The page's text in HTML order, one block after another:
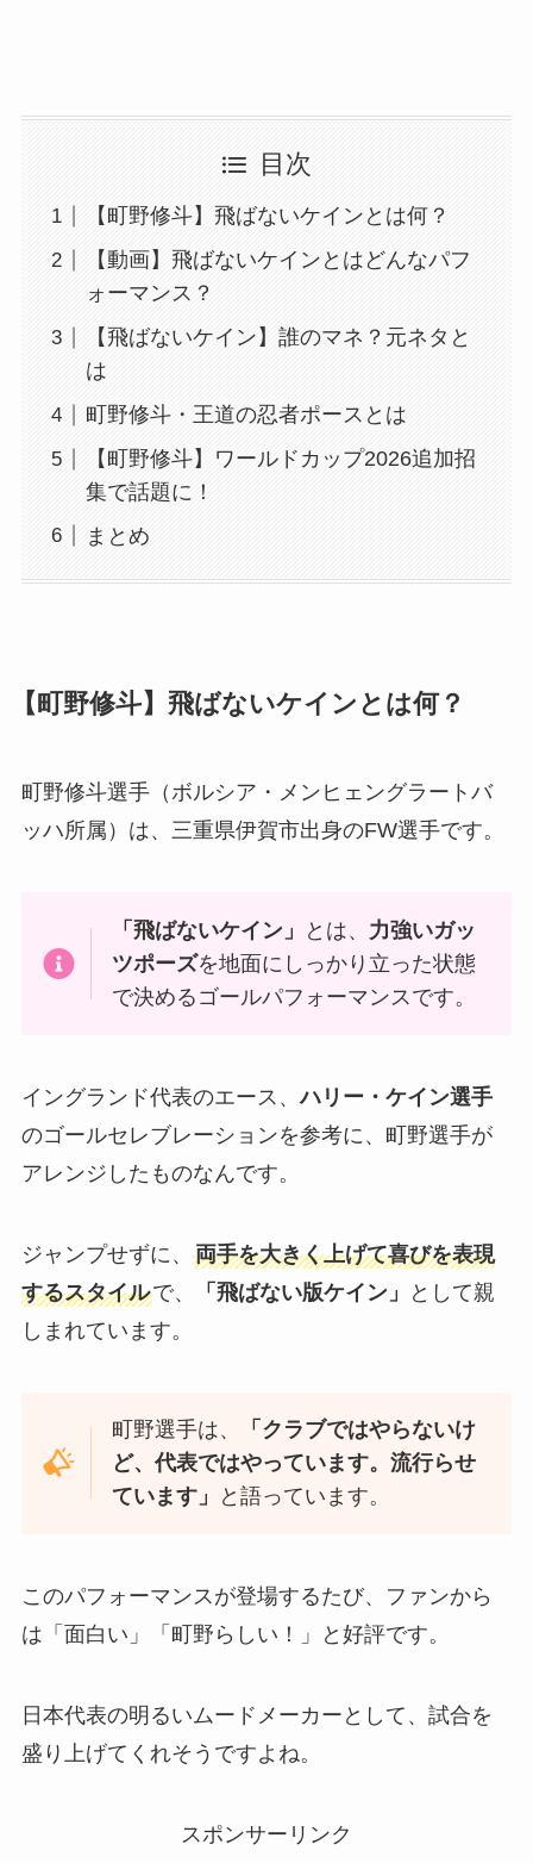
目次
【町野修斗】飛ばないケインとは何？
【動画】飛ばないケインとはどんなパフ
ォーマンス？
【飛ばないケイン】誰のマネ？元ネタと
は
町野修斗・王道の忍者ポースとは
【町野修斗】ワールドカップ2026追加招
集で話題に！
まとめ
【町野修斗】飛ばないケインとは何？
町野修斗選手（ボルシア・メンヒェングラートバ
ッハ所属）は、三重県伊賀市出身のFW選手です。
「飛ばないケイン」 とは、 力強いガッ
ツポーズを地面にしっかり立った状態
で決めるゴールパフォーマンスです。
イングランド代表のエース、ハリー・ケイン選手
のゴールセレブレーションを参考に、町野選手が
アレンジしたものなんです。
ジャンプせずに、 両手を大きく上げて喜びを表現
するスタイルで、 「飛ばない版ケイン」
として親
しまれています。
町野選手は、
「クラブではやらないけ
ど、代表ではやっています。流行らせ
ています」
と語っています。
このパフォーマンスが登場するたび、ファンから
は「面白い」「町野らしい！」と好評です。
日本代表の明るいムードメーカーとして、試合を
盛り上げてくれそうですよね。
スポンサーリンク